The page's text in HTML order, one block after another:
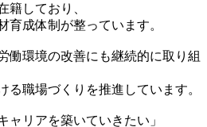
籍しており、
育成体制が整っています。
働環境の改善にも継続的に取り組
る職場づくりを推進しています。
ャリアを築いていきたい」